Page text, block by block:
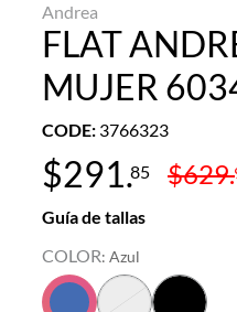
Andrea
FLAT
MUJER
CODE: 3766323
$291.85 $629.
Guía de tallas
COLOR: Azul